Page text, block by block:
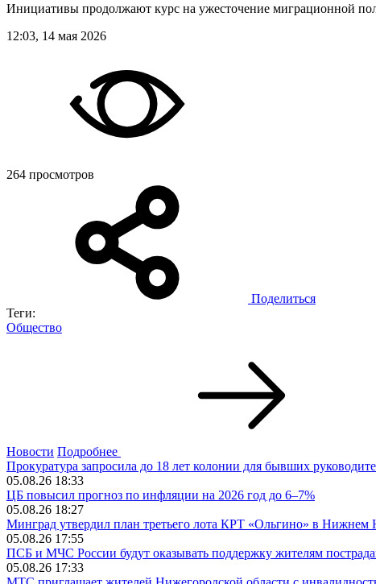
Инициативы продолжают курс на ужесточение миграционной
12:03, 14 мая 2026
264 просмотров
Поделиться
Теги:
Общество
Новости Подробнее
Прокуратура запросила до 18 лет колонии для бывших
05.08.26 18:33
ЦБ повысил прогноз по инфляции на 2026 год до 6–7%
05.08.26 18:27
Минград утвердил план третьего лота КРТ «Ольгино» в Нижнем
05.08.26 17:55
ПСБ и МЧС России будут оказывать поддержку жителям
05.08.26 17:33